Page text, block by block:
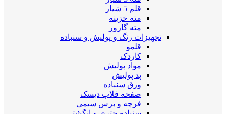
قلم 5 شیار
مته خزینه
مته گازور
تجهیزات رنگ و پولیش و سنباده
قلمو
کاردک
مواد پولیش
پد پولیش
ورق سنباده
صفحه فلاپ دیسک
فرچه و برس سیمی